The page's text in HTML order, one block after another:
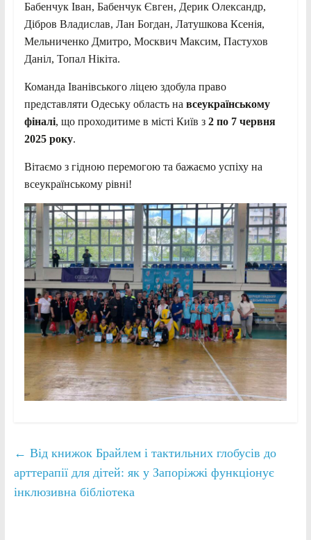
Бабенчук Іван, Бабенчук Євген, Дерик Олександр,
Дібров Владислав, Лан Богдан, Латушкова Ксенія,
Мельниченко Дмитро, Москвич Максим, Пастухов
Даніл, Топал Нікіта.
Команда Іванівського ліцею здобула право
представляти Одеську область на всеукраїнському
фіналі, що проходитиме в місті Київ з 2 по 7 червня
2025 року.
Вітаємо з гідною перемогою та бажаємо успіху на
всеукраїнському рівні!
← Від книжок Брайлем і тактильних глобусів до
арттерапії для дітей: як у Запоріжжі функціонує
інклюзивна бібліотека